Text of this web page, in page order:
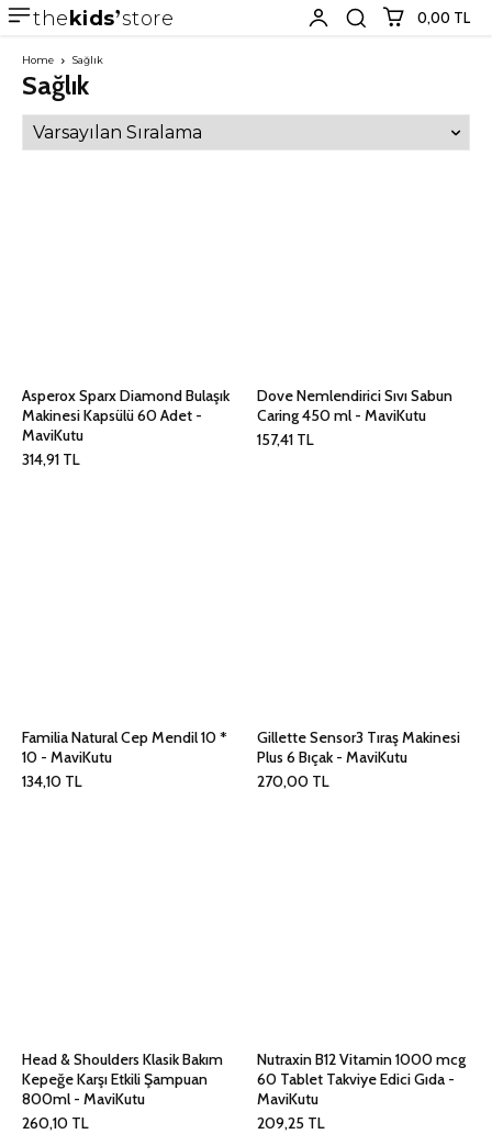
thekids store 0,00 TL
Home Sağlık
Sağlık
Asperox Sparx Diamond Bulaşık
Makinesi Kapsülü 60 Adet -
MaviKutu
314,91 TL
Dove Nemlendirici Sıvı Sabun
Caring 450 ml - MaviKutu
157,41 TL
Familia Natural Cep Mendil 10 *
10 - MaviKutu
134,10 TL
Gillette Sensor3 Tıraş Makinesi
Plus 6 Bıçak - MaviKutu
270,00 TL
Head & Shoulders Klasik Bakım
Kepeğe Karşı Etkili Şampuan
800ml - MaviKutu
260,10 TL
Nutraxin B12 Vitamin 1000 mcg
60 Tablet Takviye Edici Gıda -
MaviKutu
209,25 TL